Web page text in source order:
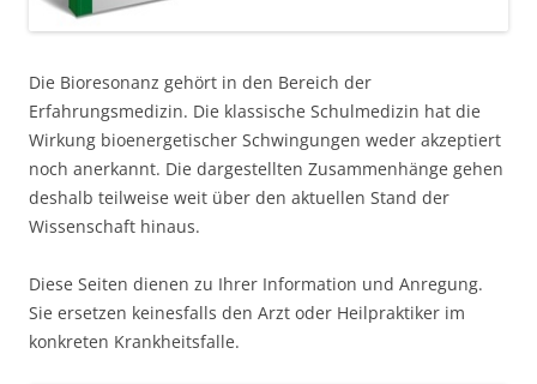
Die Bioresonanz gehört in den Bereich der
Erfahrungsmedizin. Die klassische Schulmedizin hat die
Wirkung bioenergetischer Schwingungen weder akzeptiert
noch anerkannt. Die dargestellten Zusammenhänge gehen
deshalb teilweise weit über den aktuellen Stand der
Wissenschaft hinaus.
Diese Seiten dienen zu Ihrer Information und Anregung.
Sie ersetzen keinesfalls den Arzt oder Heilpraktiker im
konkreten Krankheitsfalle.